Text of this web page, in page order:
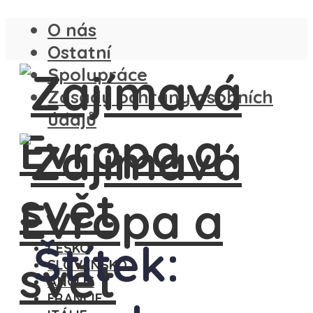
O nás
Ostatní
Spolupráce
Zásady ochrany osobních
údajů
ČESKO
SLOVENSKO
ANGLIE
FRANCIE
Štítek: